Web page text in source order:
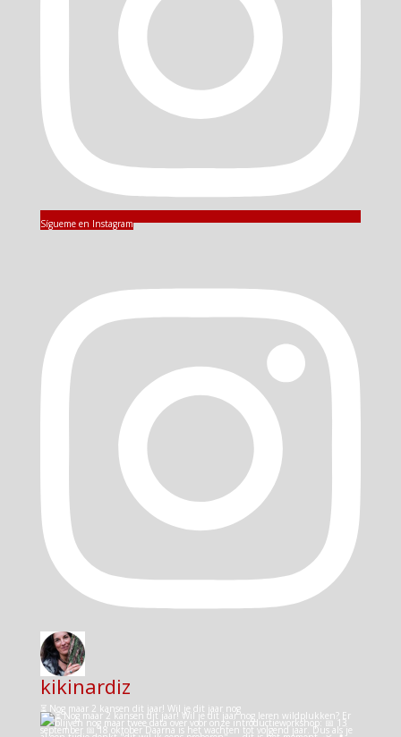
Sígueme en Instagram
kikinardiz
⏳ Nog maar 2 kansen dit jaar! Wil je dit jaar nog